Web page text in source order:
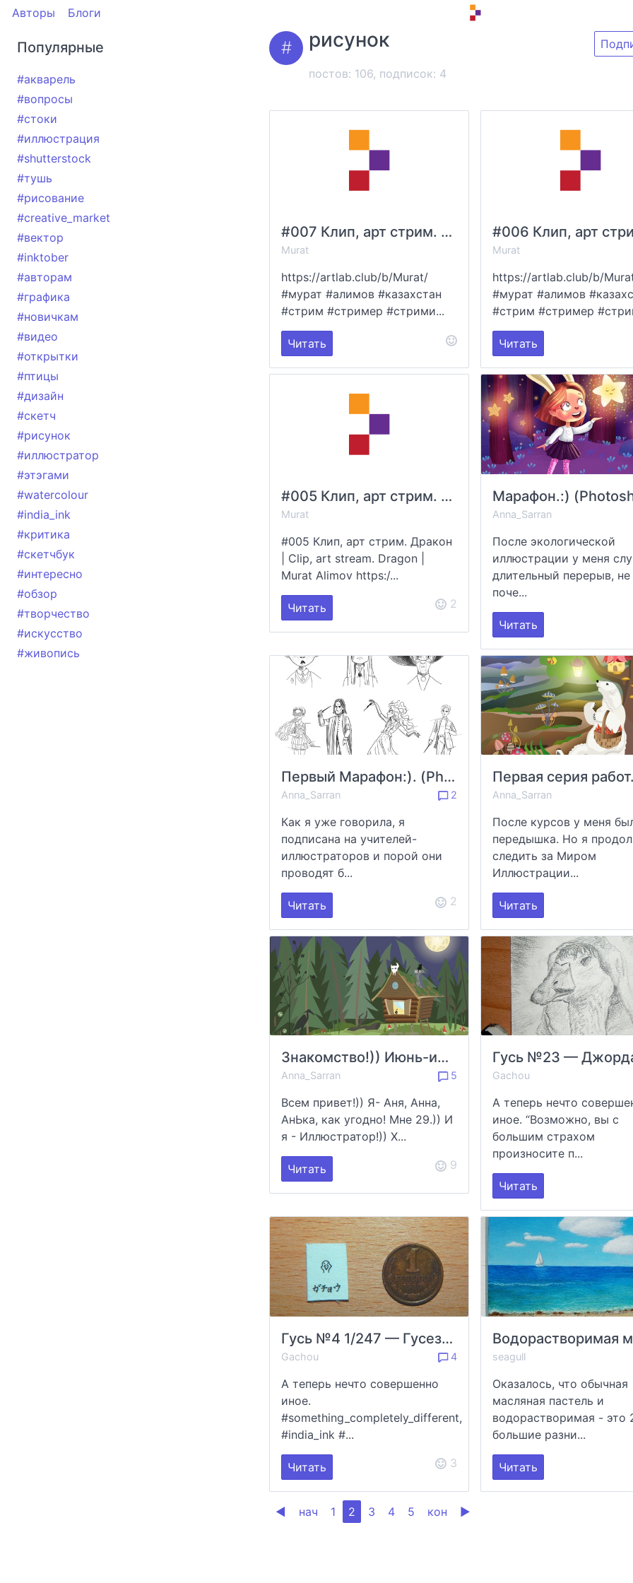
Авторы Блоги
Популярные
#акварель
#вопросы
#стоки
#иллюстрация
#shutterstock
#тушь
#рисование
#creative_market
#вектор
#inktober
#авторам
#графика
#новичкам
#видео
#открытки
#птицы
#дизайн
#скетч
#рисунок
#иллюстратор
#этэгами
#watercolour
#india_ink
#критика
#скетчбук
#интересно
#обзор
#творчество
#искусство
#живопись
рисунок
постов: 106, подписок: 4
#007 Клип, арт стрим. Старик | Clip, art stream. Oldman | Murat Alimov
Murat
https://artlab.club/b/Murat/
#мурат #алимов #казахстан
#стрим #стример #стрими...
Читать
Murat
https://artlab.club/b/
#мурат #алимов
#стрим #стример
Читать
#005 Клип, арт стрим. Дракон | Clip, art stream. Dragon | Murat Alimov
Murat
#005 Клип, арт стрим. Дракон
| Clip, art stream. Dragon |
Murat Alimov https:/...
Читать 2
Anna_Sarran
После экологической
иллюстрации у меня
длительный перерыв,
поче...
Читать
Первый Марафон:). (Photoshop) Март 2022г
Anna_Sarran 2
Как я уже говорила, я
подписана на учителей-
иллюстраторов и порой они
проводят б...
Читать 2
Anna_Sarran
После курсов у меня
передышка. Но я
следить за Миром
Иллюстрации...
Читать
Знакомство!)) Июнь-июль 2021г
Anna_Sarran 5
Всем привет!)) Я- Аня, Анна,
АнЬка, как угодно! Мне 29.)) И
я - Иллюстратор!)) Х...
Читать 9
Gachou
А теперь нечто
иное. “Возможно, вы с
большим страхом
произносите п...
Читать
Гусь №4 1/247 — Гусезория-лапочка
Gachou 4
А теперь нечто совершенно
иное.
#something_completely_different,
#india_ink #...
Читать 3
seagull
Оказалось, что обычная
масляная пастель и
водорастворимая - это
большие разни...
Читать
◀ нач 1 2 3 4 5 кон ▶